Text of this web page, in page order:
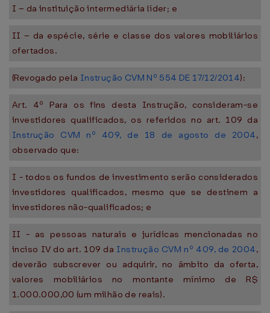
I – da instituição intermediária líder; e
II – da espécie, série e classe dos valores mobiliários
ofertados.
(Revogado pela Instrução CVM Nº 554 DE 17/12/2014):
Art. 4º Para os fins desta Instrução, consideram-se
investidores qualificados, os referidos no art. 109 da
Instrução CVM nº 409, de 18 de agosto de 2004,
observado que:
I - todos os fundos de investimento serão considerados
investidores qualificados, mesmo que se destinem a
investidores não-qualificados; e
II - as pessoas naturais e jurídicas mencionadas no
inciso IV do art. 109 da Instrução CVM nº 409, de 2004,
deverão subscrever ou adquirir, no âmbito da oferta,
valores mobiliários no montante mínimo de R$
1.000.000,00 (um milhão de reais).